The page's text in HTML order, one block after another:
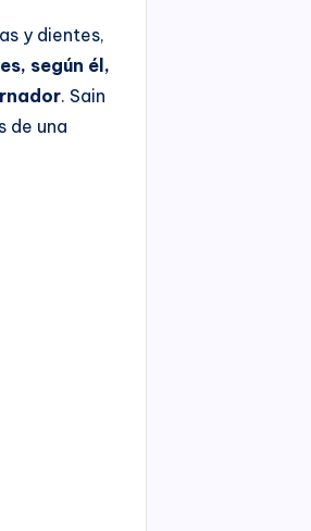
y dientes,
según él,
. Sain
de una